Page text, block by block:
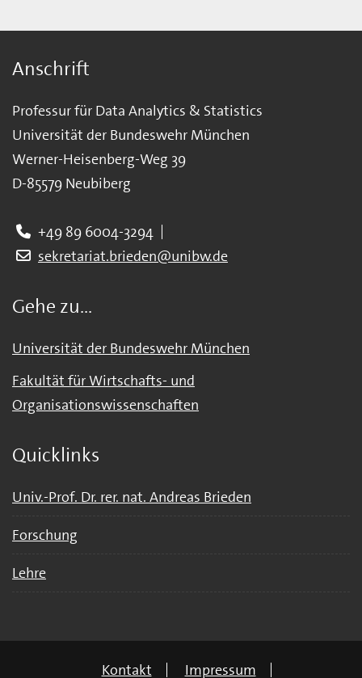
Anschrift
Professur für Data Analytics & Statistics
Universität der Bundeswehr München
Werner-Heisenberg-Weg 39
D-85579 Neubiberg
+49 89 6004-3294
sekretariat.brieden@unibw.de
Gehe zu...
Universität der Bundeswehr München
Fakultät für Wirtschafts- und
Organisationswissenschaften
Quicklinks
Univ.-Prof. Dr. rer. nat. Andreas Brieden
Forschung
Lehre
Kontakt Impressum